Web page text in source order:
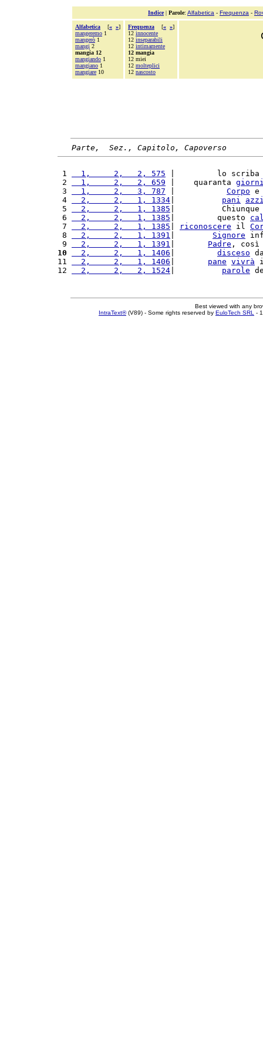
Indice| Parole: Alfabetica - Frequenza -
Alfabetica [« »]
mangeremo 1
mangerò 1
mangi 2
mangia 12
mangiando 1
mangiano 1
mangiare 10
Frequenza [« »]
12 innocente
12 inseparabili
12 intimamente
12 mangia
12 miei
12 molteplici
12 nascosto
Parte,  Sez., Capitolo, Capoverso
1
  1,     2,   2, 575
|         lo
2
  1,     2,   2, 659
|    quaranta
3
  1,     2,   3, 787
Corpo e
4
  2,     2,   1, 1334
pani
5
  2,     2,   1, 1385
|          Chiunque
6
  2,     2,   1, 1385
|         questo
7
  2,     2,   1, 1385
riconoscere il
8
  2,     2,   1, 1391
Signore
9
  2,     2,   1, 1391
Padre , così
10
  2,     2,   1, 1406
disceso
11
  2,     2,   1, 1406
pane vivrà
12
  2,     2,   2, 1524
parole
Best viewed with any
IntraText®(V89) - Some rights reserved by EuloTech SRL -